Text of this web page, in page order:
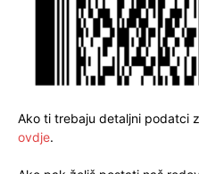
Ako ti trebaju detaljni podatci
ovdje.